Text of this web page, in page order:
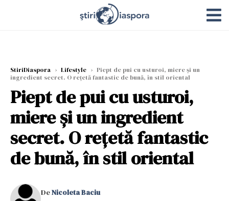
StiriDiaspora › Lifestyle › Piept de pui cu usturoi, miere și un
ingredient secret. O rețetă fantastic de bună, în stil oriental
Piept de pui cu usturoi,
miere și un ingredient
secret. O rețetă fantastic
de bună, în stil oriental
DeNicoleta Baciu